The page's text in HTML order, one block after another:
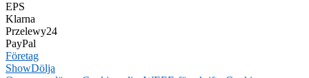
EPS
Klarna
Przelewy24
PayPal
Företag
ShowDölja